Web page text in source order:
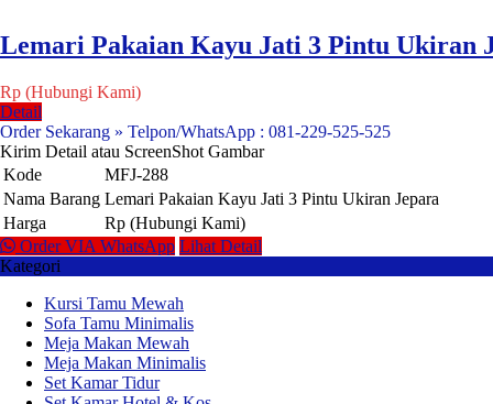
Lemari Pakaian Kayu Jati 3 Pintu Ukiran
Rp (Hubungi Kami)
Detail
Order Sekarang » Telpon/WhatsApp : 081-229-525-525
Kirim Detail atau ScreenShot Gambar
Kode
MFJ-288
Nama Barang Lemari Pakaian Kayu Jati 3 Pintu Ukiran Jepara
Harga
Rp (Hubungi Kami)
Order VIA WhatsApp Lihat Detail
Kategori
Kursi Tamu Mewah
Sofa Tamu Minimalis
Meja Makan Mewah
Meja Makan Minimalis
Set Kamar Tidur